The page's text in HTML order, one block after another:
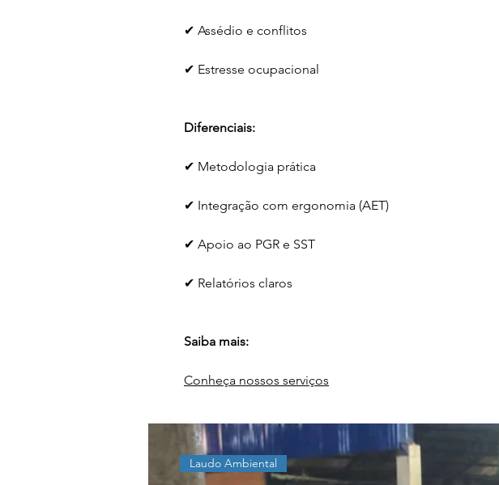
✔ Assédio e conflitos
✔ Estresse ocupacional
Diferenciais:
✔ Metodologia prática
✔ Integração com ergonomia (AET)
✔ Apoio ao PGR e SST
✔ Relatórios claros
Saiba mais:
Conheça nossos serviços
Laudo Ambiental